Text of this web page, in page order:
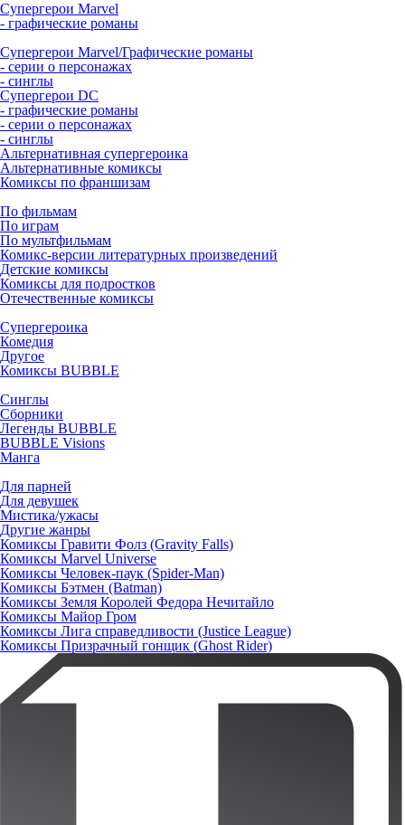
Супергерои Marvel
- графические романы
Супергерои Marvel/Графические романы
- серии о персонажах
- синглы
Супергерои DC
- графические романы
- серии о персонажах
- синглы
Альтернативная супергероика
Альтернативные комиксы
Комиксы по франшизам
По фильмам
По играм
По мультфильмам
Комикс-версии литературных произведений
Детские комиксы
Комиксы для подростков
Отечественные комиксы
Супергероика
Комедия
Другое
Комиксы BUBBLE
Синглы
Сборники
Легенды BUBBLE
BUBBLE Visions
Манга
Для парней
Для девушек
Мистика/ужасы
Другие жанры
Комиксы Гравити Фолз (Gravity Falls)
Комиксы Marvel Universe
Комиксы Человек-паук (Spider-Man)
Комиксы Бэтмен (Batman)
Комиксы Земля Королей Федора Нечитайло
Комиксы Майор Гром
Комиксы Лига справедливости (Justice League)
Комиксы Призрачный гонщик (Ghost Rider)